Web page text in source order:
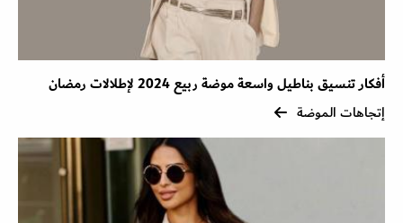
أفكار تنسيق بناطيل واسعة موضة ربيع 2024 لإطلالات رمضان
إتجاهات الموضة